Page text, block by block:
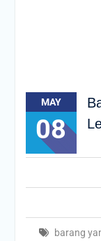
MAY
08
barang